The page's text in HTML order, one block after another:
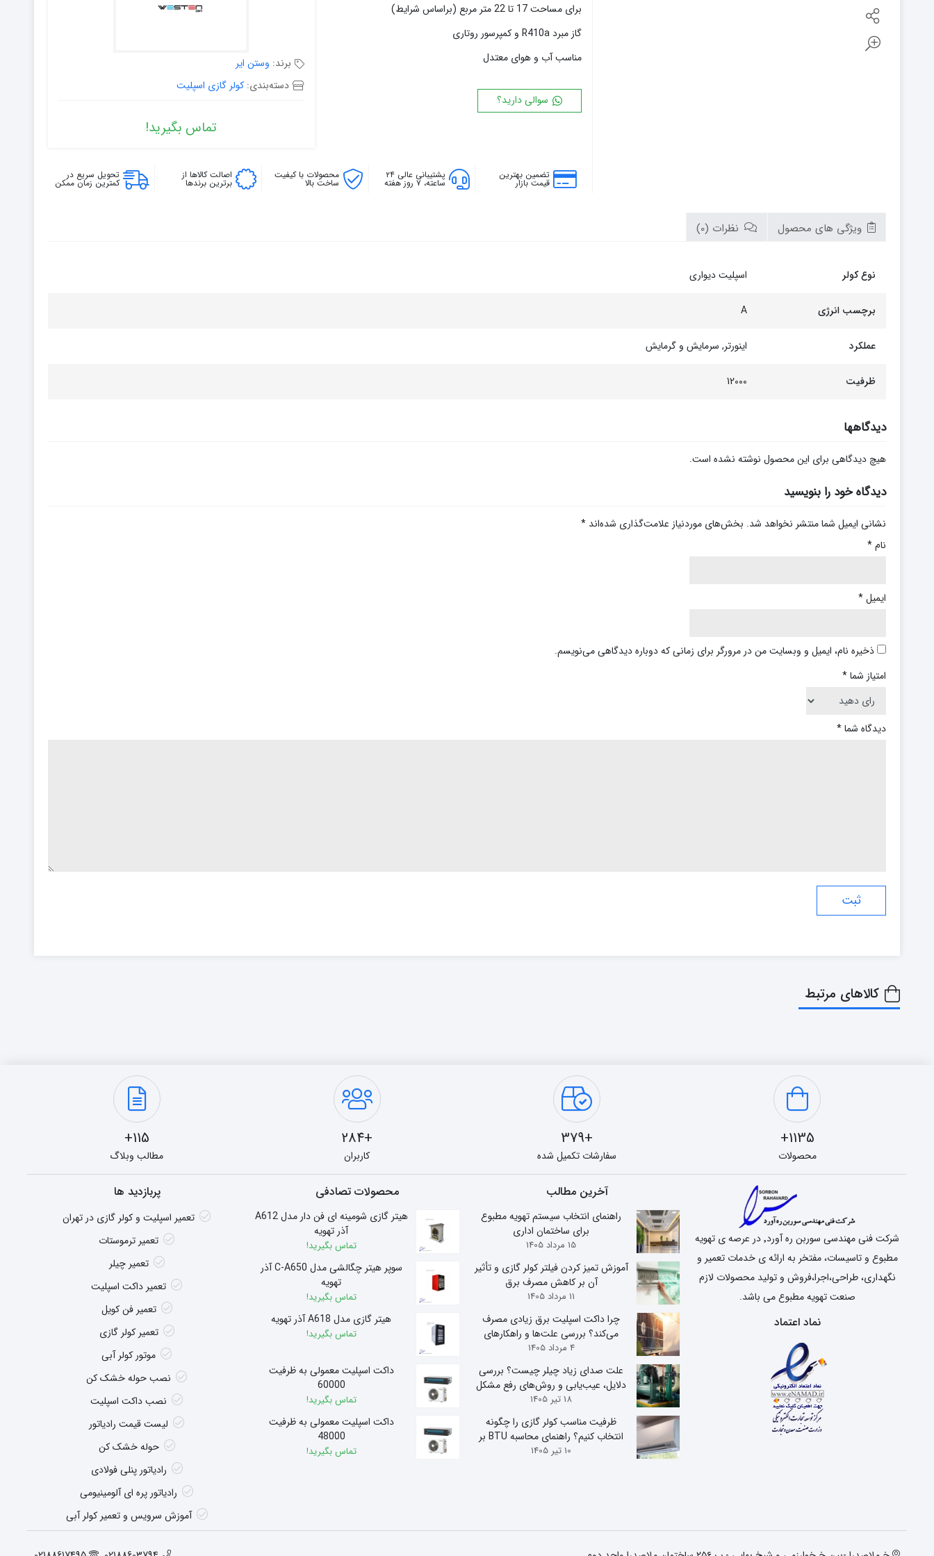
۱۸ پره
۲۰ پره
برای مساحت 17 تا 22 متر مربع (براساس شرایط)
گاز مبرد R410a و کمپرسور روتاری
مناسب آب و هوای معتدل
سوالی دارید؟
برند: وستن ایر
دسته‌بندی:کولر گازی اسپلیت
تماس بگیرید!
تضمین بهترین
قیمت بازار
پشتیبانی عالی ۲۴
ساعته، ۷ روز هفته
محصولات با کیفیت
ساخت بالا
اصالت کالاها از
برترین برندها
تحویل سریع در
کمترین زمان ممکن
ویژگی های محصول نظرات (0)
نوع کولر اسپلیت دیواری
برچسب انرژی A
عملکرد اینورتر, سرمایش و گرمایش
ظرفیت 12000
دیدگاهها
هیچ دیدگاهی برای این محصول نوشته نشده است.
دیدگاه خود را بنویسید
نشانی ایمیل شما منتشر نخواهد شد. بخش‌های موردنیاز علامت‌گذاری شده‌اند *
نام*
ایمیل*
ذخیره نام، ایمیل و وبسایت من در مرورگر برای زمانی که دوباره دیدگاهی می‌نویسم.
امتیاز شما*
دیدگاه شما*
کالاهای مرتبط
1135+
محصولات
+379
سفارشات تکمیل شده
+284
کاربران
115+
مطالب وبلاگ
شرکت فنی مهندسی سوربن ره آورد٬ در عرصه ی تهویه
مطبوع و تاسیسات، مفتخر به ارائه ی خدمات تعمیر و
نگهداری، طراحی،اجرا،فروش و تولید محصولات لازم
صنعت تهویه مطبوع می باشد.
نماد اعتماد
آخرین مطالب
راهنمای انتخاب سیستم تهویه مطبوع
برای ساختمان اداری
15 مرداد 1405
آموزش تمیز کردن فیلتر کولر گازی و تأثیر
آن بر کاهش مصرف برق
11 مرداد 1405
چرا داکت اسپلیت برق زیادی مصرف
می‌کند؟ بررسی علت‌ها و راهکارهای
کاهش مصرف
4 مرداد 1405
علت صدای زیاد چیلر چیست؟ بررسی
دلایل، عیب‌یابی و روش‌های رفع مشکل
18 تیر 1405
ظرفیت مناسب کولر گازی را چگونه
انتخاب کنیم؟ راهنمای محاسبه BTU بر
اساس متراژ
10 تیر 1405
محصولات تصادفی
هیتر گازی شومینه ای فن دار مدل A612
آذر تهویه
تماس بگیرید!
سوپر هیتر چگالشی مدل C-A650 آذر
تهویه
تماس بگیرید!
هیتر گازی مدل A618 آذر تهویه
تماس بگیرید!
داکت اسپلیت معمولی به ظرفیت
60000
تماس بگیرید!
داکت اسپلیت معمولی به ظرفیت
48000
تماس بگیرید!
پربازدید ها
تعمیر اسپلیت و کولر گازی در تهران
تعمیر ترموستات
تعمیر چیلر
تعمیر داکت اسپلیت
تعمیر فن کویل
تعمیر کولر گازی
موتور کولر آبی
نصب حوله خشک کن
نصب داکت اسپلیت
لیست قیمت رادیاتور
حوله خشک کن
رادیاتور پنلی فولادی
رادیاتور پره ای آلومینیومی
آموزش سرویس و تعمیر کولر آبی